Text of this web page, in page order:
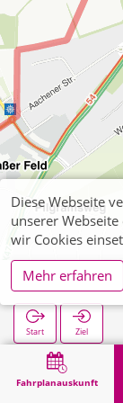
Fahrplanauskunft
Start Ziel
Stadtinfos
Diese Webseite
unserer
wir Cookies
Mehr erfahren